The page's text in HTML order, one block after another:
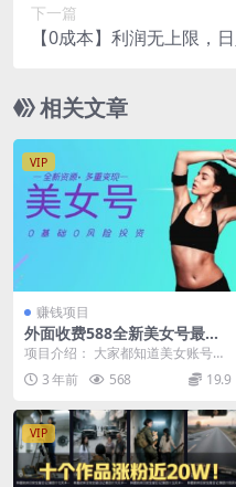
下一篇
【0成本】利润无上限，
相关文章
VIP
赚钱项目
外面收费588全新美女号最新
资源百分百过原创，多重变现
项目介绍： 大家都知道美女账号近
期非常火爆，自古英雄难过美人
关，现在美女账号赛道...
3 年前 568 19.9
VIP